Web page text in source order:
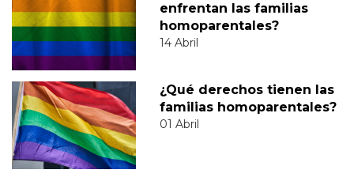
enfrentan las familias
homoparentales?
14 Abril
¿Qué derechos tienen las
familias homoparentales?
01 Abril